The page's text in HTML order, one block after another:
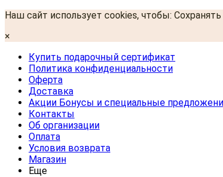
Наш сайт использует cookies, чтобы:
×
Купить подарочный сертификат
Политика конфиденциальности
Оферта
Доставка
Акции Бонусы и специальные
Контакты
Об организации
Оплата
Условия возврата
Магазин
Еще